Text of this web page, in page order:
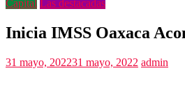
Capital Las destacadas
Inicia IMSS Oaxaca
31 mayo, 202231 mayo, 2022 admin